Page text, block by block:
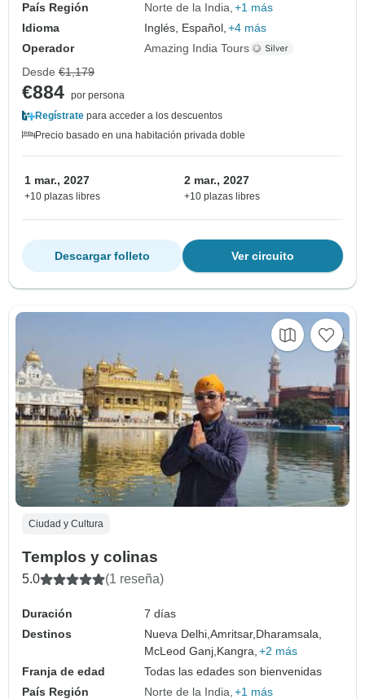
País Región
Norte de la India +1 más
Idioma
Inglés, Español, +4 más
Operador
Amazing India Tours
Desde €1,179
€884 por persona
Regístrate para acceder a los descuentos
Precio basado en una habitación privada doble
1 mar., 2027
+10 plazas libres
2 mar., 2027
+10 plazas libres
Ver circuito
Descargar folleto
Ciudad y Cultura
Templos y colinas
5.0 (1 reseña)
Duración
7 días
Destinos
Nueva Delhi,Amritsar, Dharamsala,
McLeod Ganj, Kangra, +2 más
Franja de edad
Todas las edades son bienvenidas
País Región
Norte de la India +1 más